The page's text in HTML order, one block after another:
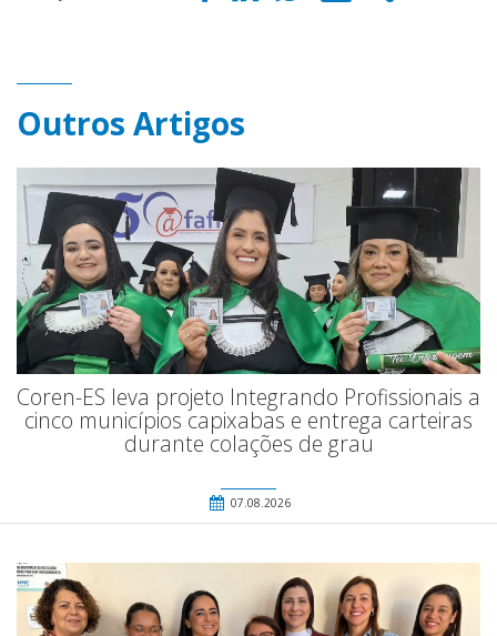
Outros Artigos
Coren-ES leva projeto Integrando Profissionais a
cinco municípios capixabas e entrega carteiras
durante colações de grau
07.08.2026